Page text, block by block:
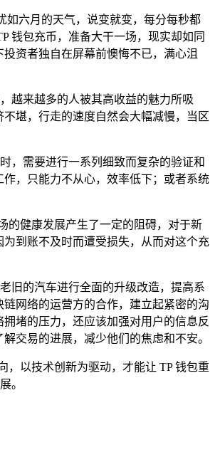
如六月的天气，说变就变，每分每秒都
钱包充币，准备大干一场，现实却如同
资者独自在屏幕前懊悔不已，满心沮
越来越多的人被其高收益的魅力所吸
堪，行走的速度自然会大幅减慢，当区
，需要进行一系列细致而复杂的验证和
，只能力不从心，效率低下；或者系统
的健康发展产生了一定的阻碍，对于新
到账不及时而遭受损失，从而对这个充
旧的汽车进行全面的升级改造，提高系
网络的运营方的合作，建立起紧密的沟
堵的压力，还应该加强对用户的信息反
交易的进展，减少他们的焦虑和不安。
，以技术创新为驱动，才能让 TP 钱包重
。